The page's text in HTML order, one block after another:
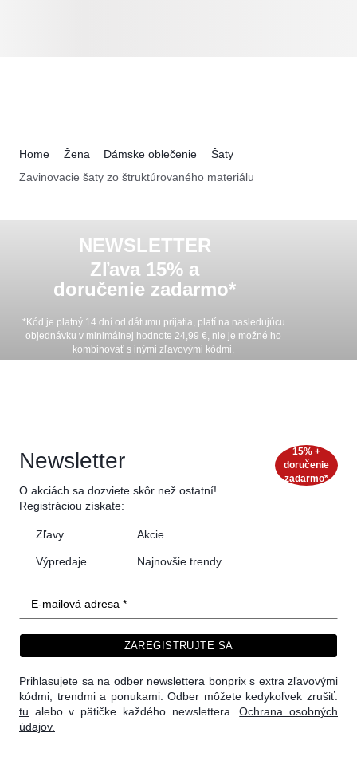
Home Žena Dámske oblečenie
Šaty
Zavinovacie šaty zo štruktúrovaného materiálu
NEWSLETTER
Zľava 15% a
doručenie zadarmo*
*Kód je platný 14 dní od dátumu prijatia, platí na nasledujúcu
objednávku v minimálnej hodnote24,99 €, nie je možné ho
kombinovať s inými zľavovými kódmi.
Newsletter
O akciách sa dozviete skôr než ostatní!
Registráciou získate:
Zľavy Akcie
Výpredaje Najnovšie trendy
15% +
doručenie
zadarmo*
E-mailová adresa *
ZAREGISTRUJTE SA
Prihlasujete sa na odber newslettera bonprix s extra zľavovými
kódmi, trendmi a ponukami. Odber môžete kedykoľvek zrušiť:
tu alebo v pätičke každého newslettera.Ochrana osobných
údajov.